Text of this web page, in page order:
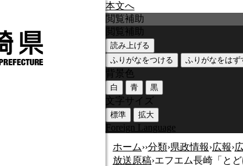
本文へ
閲覧補助
閲覧補助
読み上げる
ふりがなをつける
ふりがなをはず
背景色
白 青 黒
文字サイズ
標準 拡大
Foreign Language
ホーム››分類›県政情報›広報›
放送原稿›エフエム長崎「と